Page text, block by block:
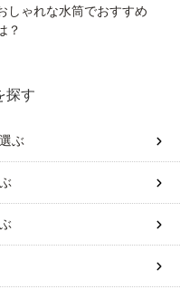
しゃれな水筒でおすすめ
？
探す
ぶ